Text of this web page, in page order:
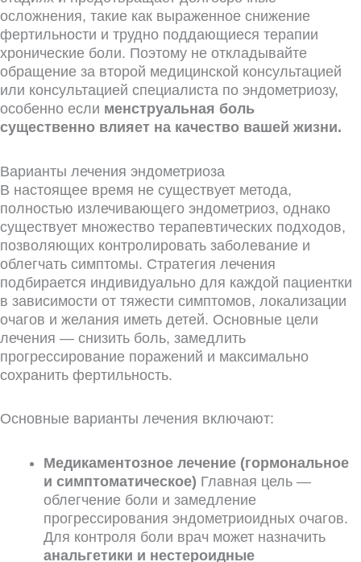
осложнения, такие как выраженное снижение
фертильности и трудно поддающиеся терапии
хронические боли. Поэтому не откладывайте
обращение за второй медицинской консультацией
или консультацией специалиста по эндометриозу,
особенно если менструальная боль
существенно влияет на качество вашей жизни.
Варианты лечения эндометриоза
В настоящее время не существует метода,
полностью излечивающего эндометриоз, однако
существует множество терапевтических подходов,
позволяющих контролировать заболевание и
облегчать симптомы. Стратегия лечения
подбирается индивидуально для каждой пациентки
в зависимости от тяжести симптомов, локализации
очагов и желания иметь детей. Основные цели
лечения — снизить боль, замедлить
прогрессирование поражений и максимально
сохранить фертильность.
Основные варианты лечения включают:
Медикаментозное лечение (гормональное
и симптоматическое) Главная цель —
облегчение боли и замедление
прогрессирования эндометриоидных очагов.
Для контроля боли врач может назначить
анальгетики и нестероидные